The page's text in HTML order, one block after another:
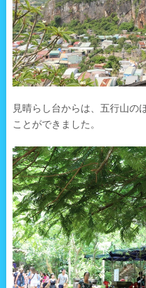
見晴らし台からは、五行山の
ことができました。